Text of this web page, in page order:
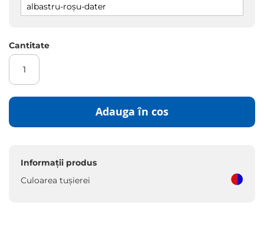
Cantitate
Adauga în cos
Informații produs
Culoarea tușierei